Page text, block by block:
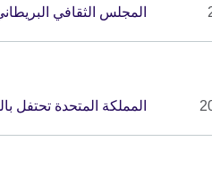
المجلس الثقافي
المملكة المتحدة تحتفل